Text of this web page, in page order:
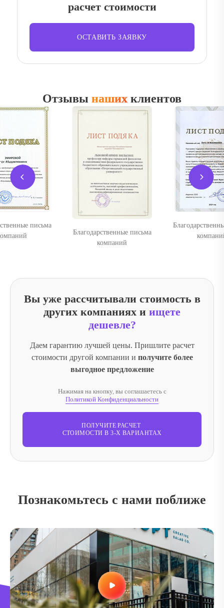
расчет стоимости
ОСТАВИТЬ ЗАЯВКУ
Отзывы наших клиентов
Благодарственные письма
Благодарственные письма
компаний
Вы уже рассчитывали стоимость в
других компаниях и ищете
дешевле?
Даем гарантию лучшей цены. Пришлите расчет
стоимости другой компании и получите более
выгодное предложение
Нажимая на кнопку, вы соглашаетесь с
Политикой Конфиденциальности
ПОЛУЧИТЕ РАСЧЕТ
СТОИМОСТИ В 3-Х ВАРИАНТАХ
Познакомьтесь с нами поближе